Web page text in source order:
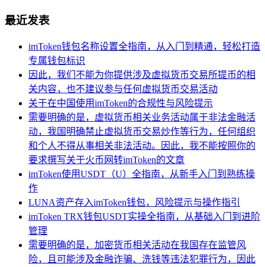
最近发表
imToken钱包名称设置全指南，从入门到精通，轻松打造
专属钱包标识
因此，我们不能为你提供涉及虚拟货币交易所提币的相
关内容，也不建议参与任何虚拟货币交易活动
关于在中国使用imToken的合规性与风险提示
需要明确的是，虚拟货币相关业务活动属于非法金融活
动，我国明确禁止虚拟货币交易炒作等行为，任何组织
和个人不得从事相关非法活动。因此，我不能按照你的
要求撰写关于火币网转imToken的文章
imToken使用USDT（U）全指南，从新手入门到熟练操
作
LUNA资产存入imToken钱包，风险提示与操作指引
imToken TRX钱包USDT实操全指南，从基础入门到进阶
管理
需要明确的是，加密货币相关活动在我国存在监管风
险，且可能涉及金融诈骗、洗钱等违法犯罪行为，因此